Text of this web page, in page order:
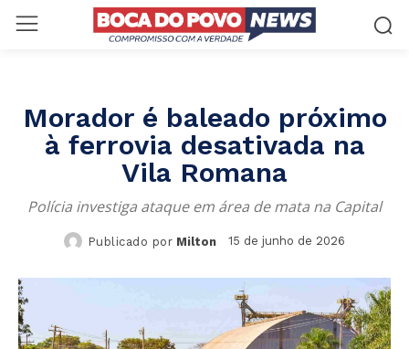
Morador é baleado próximo
à ferrovia desativada na
Vila Romana
Polícia investiga ataque em área de mata na Capital
Publicado por Milton 15 de junho de 2026